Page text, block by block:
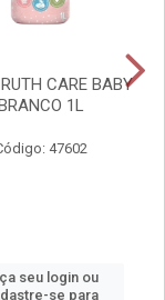
CARE BABY
1L
47602
seu login ou
se para